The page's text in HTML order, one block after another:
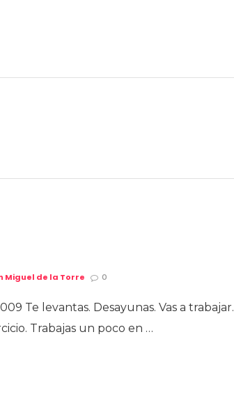
Miguel de la Torre 0
Te levantas. Desayunas. Vas a trabajar.
Trabajas un poco en …